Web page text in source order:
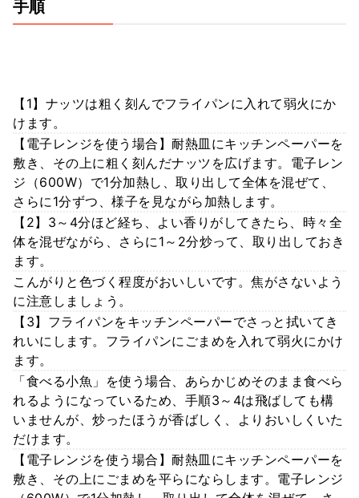
手順
【1】ナッツは粗く刻んでフライパンに入れて弱火にか
けます。
【電子レンジを使う場合】耐熱皿にキッチンペーパーを
敷き、その上に粗く刻んだナッツを広げます。電子レン
ジ（600W）で1分加熱し、取り出して全体を混ぜて、
さらに1分ずつ、様子を見ながら加熱します。
【2】3～4分ほど経ち、よい香りがしてきたら、時々全
体を混ぜながら、さらに1～2分炒って、取り出しておき
ます。
こんがりと色づく程度がおいしいです。焦がさないよう
に注意しましょう。
【3】フライパンをキッチンペーパーでさっと拭いてき
れいにします。フライパンにごまめを入れて弱火にかけ
ます。
「食べる小魚」を使う場合、あらかじめそのまま食べら
れるようになっているため、手順3～4は飛ばしても構
いませんが、炒ったほうが香ばしく、よりおいしくいた
だけます。
【電子レンジを使う場合】耐熱皿にキッチンペーパーを
敷き、その上にごまめを平らにならします。電子レンジ